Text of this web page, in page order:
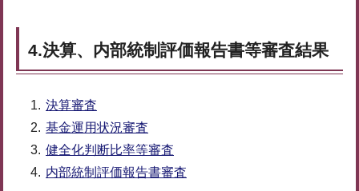
4.決算、内部統制評価報告書等審査結果
決算審査
基金運用状況審査
健全化判断比率等審査
内部統制評価報告書審査